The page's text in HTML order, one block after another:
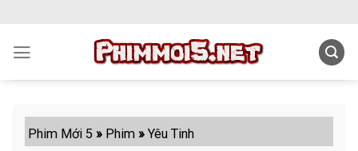
content
Phim Mới 5 » Phim »Yêu Tinh